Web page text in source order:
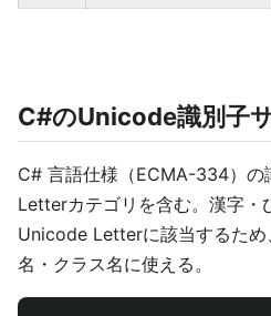
C#のUnicode識別子
C# 言語仕様（ECMA-334）
Letterカテゴリを含む。漢字・
Unicode Letterに該当するため
名・クラス名に使える。